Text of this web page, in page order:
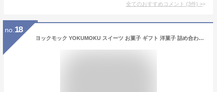
全てのおすすめコメント (3件) >
no. 18
ヨックモック YOKUMOKU スイーツ お菓子 ギフト 洋菓子 詰め合わせ プレゼント シガール 個包装 シガール 20本入